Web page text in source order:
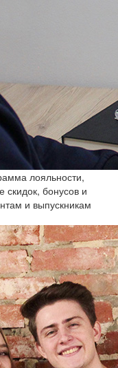
лояльности,
скидок, бонусов и
и выпускникам